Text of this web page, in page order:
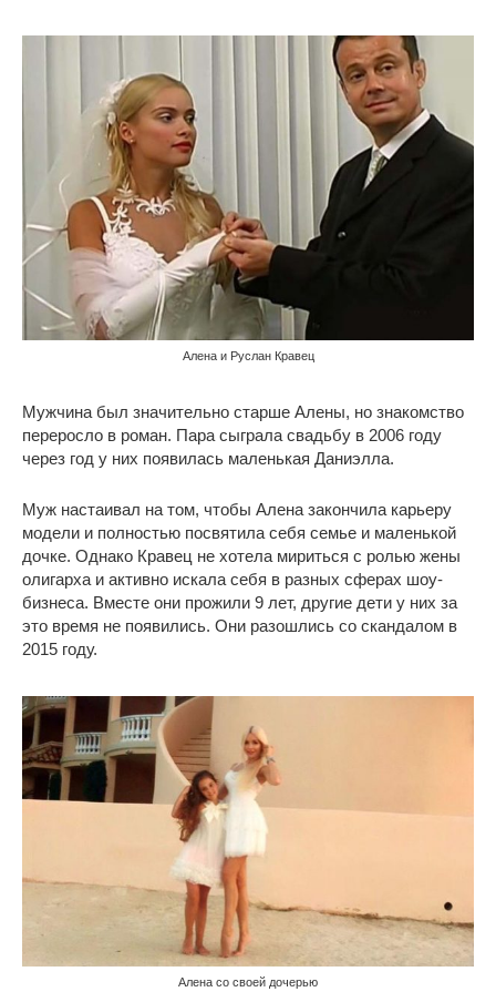
Алена и Руслан Кравец
Мужчина был значительно старше Алены, но знакомство
переросло в роман. Пара сыграла свадьбу в 2006 году
через год у них появилась маленькая Даниэлла.
Муж настаивал на том, чтобы Алена закончила карьеру
модели и полностью посвятила себя семье и маленькой
дочке. Однако Кравец не хотела мириться с ролью жены
олигарха и активно искала себя в разных сферах шоу-
бизнеса. Вместе они прожили 9 лет, другие дети у них за
это время не появились. Они разошлись со скандалом в
2015 году.
Алена со своей дочерью